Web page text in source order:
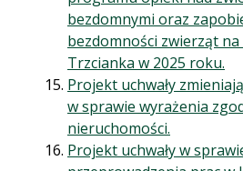
bezdomnymi oraz
bezdomności zwierząt
Trzcianka w 2025 roku.
Projekt uchwały
w sprawie wyrażenia
nieruchomości.
Projekt uchwały w